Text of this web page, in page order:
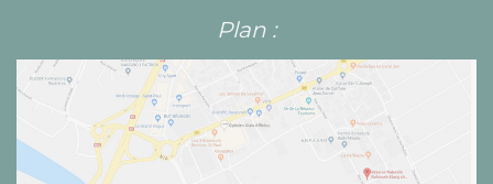
Plan :